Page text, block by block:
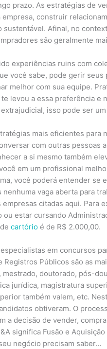
prazo. As estratégias de
empresa, construir
sustentável. Afinal, no
são geralmente
experiências ruins com
você sabe, pode gerir
melhor com sua equipe.
levou a essa preferência e
isso pode ser
mais eficientes para
com outras pessoas
a si mesmo também
em um profissional
você poderá entender se
nenhuma vaga aberta para
empresas citadas aqui. Para
ou estar cursando
decartório é de R$ 2.000,00.
em concursos
Registros Públicos são as
mestrado, doutorado, pós-
jurídica, magistratura
também valem, etc.
obtiveram. O
a decisão de vender,
significa Fusão e
negócio precisam saber…